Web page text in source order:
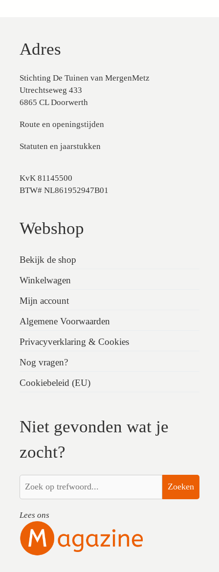
Adres
Stichting De Tuinen van MergenMetz
Utrechtseweg 433
6865 CL Doorwerth
Route en openingstijden
Statuten en jaarstukken
KvK 81145500
BTW# NL861952947B01
Webshop
Bekijk de shop
Winkelwagen
Mijn account
Algemene Voorwaarden
Privacyverklaring & Cookies
Nog vragen?
Cookiebeleid (EU)
Niet gevonden wat je
zocht?
Zoeken
Lees ons